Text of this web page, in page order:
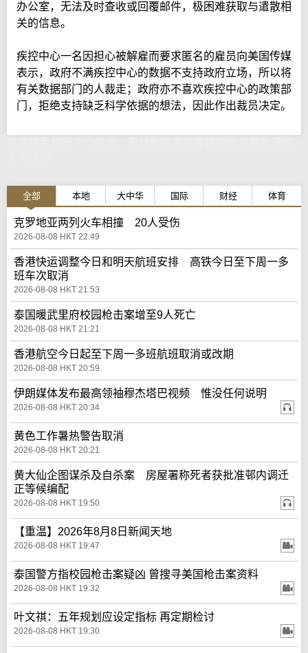
办公室，无法及时查收或回覆邮件，极困难获取与遣散相
关的信息。
疾控中心一名因担心被解雇而要求匿名的雇员向美国传媒
表示，政府不满疾控中心的数据不支持政府立场，所以将
有关数据部门的人裁走；政府亦不喜欢疾控中心的政策部
门，拒绝支持缺乏科学依据的想法，因此作出裁员决定。
全部 本地 大中华 国际 财经 体育
克罗地亚两列火车相撞 20人受伤
2026-08-08 HKT 22:49
香港快运调整今日和明天航班安排 高铁今日至下周一多
班车次取消
2026-08-08 HKT 21:53
泰国暖武里府校园枪击案增至9人死亡
2026-08-08 HKT 21:21
香港航空今日起至下周一多班航班取消或改期
2026-08-08 HKT 20:59
伊朗媒体发布最高领袖穆杰塔巴视频 惟没任何说明
2026-08-08 HKT 20:34
黄色工作暑热警告取消
2026-08-08 HKT 20:21
黄大仙企图谋杀及自杀案 房屋署称死者获批准邨内调迁
正等候编配
2026-08-08 HKT 19:50
【重温】2026年8月8日新闻天地
2026-08-08 HKT 19:47
泰国警方指校园枪击案疑凶 曾搜寻美国枪击案资料
2026-08-08 HKT 19:32
叶文祺：五年规划应设定指标 再定期检讨
2026-08-08 HKT 19:30